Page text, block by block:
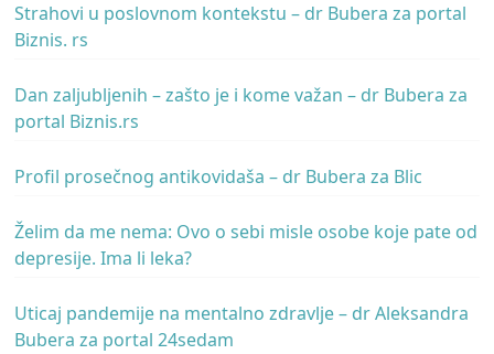
Strahovi u poslovnom kontekstu – dr Bubera za portal
Biznis. rs
Dan zaljubljenih – zašto je i kome važan – dr Bubera za
portal Biznis.rs
Profil prosečnog antikovidaša – dr Bubera za Blic
Želim da me nema: Ovo o sebi misle osobe koje pate od
depresije. Ima li leka?
Uticaj pandemije na mentalno zdravlje – dr Aleksandra
Bubera za portal 24sedam